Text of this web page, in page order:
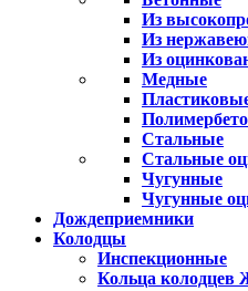
Из
Из
Из
Медные
Стальные
Стальные
Чугунные
Чугунные
Дождеприемники
Колодцы
Инспекционные
Кольца